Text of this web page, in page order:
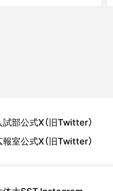
試部公式X（旧Twitter）
報室公式X（旧Twitter）